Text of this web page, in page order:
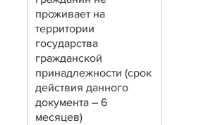
проживает на
территории
государства
гражданской
принадлежности (срок
действия данного
документа – 6
месяцев)